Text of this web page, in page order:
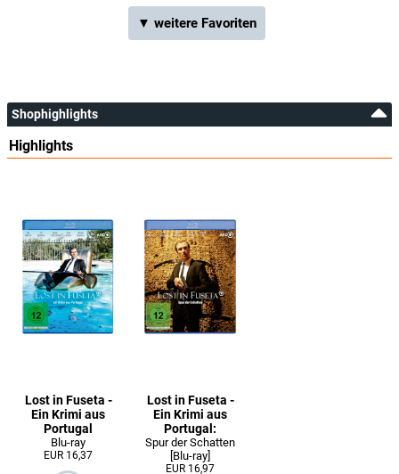
▼ weitere Favoriten
Shophighlights
Highlights
Lost in Fuseta -
Ein Krimi aus
Portugal
Blu-ray
EUR 16,37
Lost in Fuseta -
Ein Krimi aus
Portugal:
Spur der Schatten
[Blu-ray]
EUR 16,97